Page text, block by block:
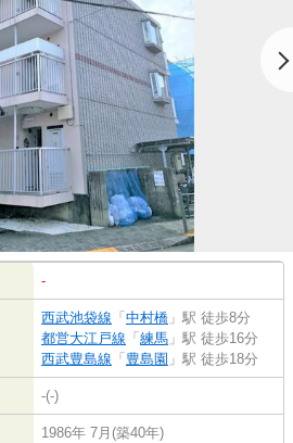
-
西武池袋線 「 中村橋 」駅 徒歩8分
都営大江戸線 「 練馬 」駅 徒歩16分
西武豊島線 「 豊島園 」駅 徒歩18分
-(-)
1986年 7月(築40年)